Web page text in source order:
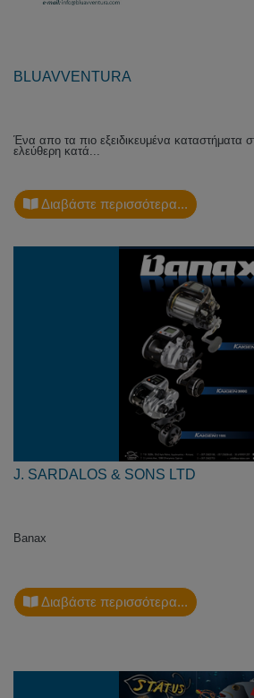
BLUAVVENTURA
Ένα απο τα πιο εξειδικευμένα καταστήματα
ελεύθερη κατά...
Διαβάστε περισσότερα...
J. SARDALOS & SONS LTD
Banax
Διαβάστε περισσότερα...